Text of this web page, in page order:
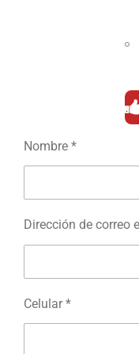
Nombre *
Dirección de correo
Celular *